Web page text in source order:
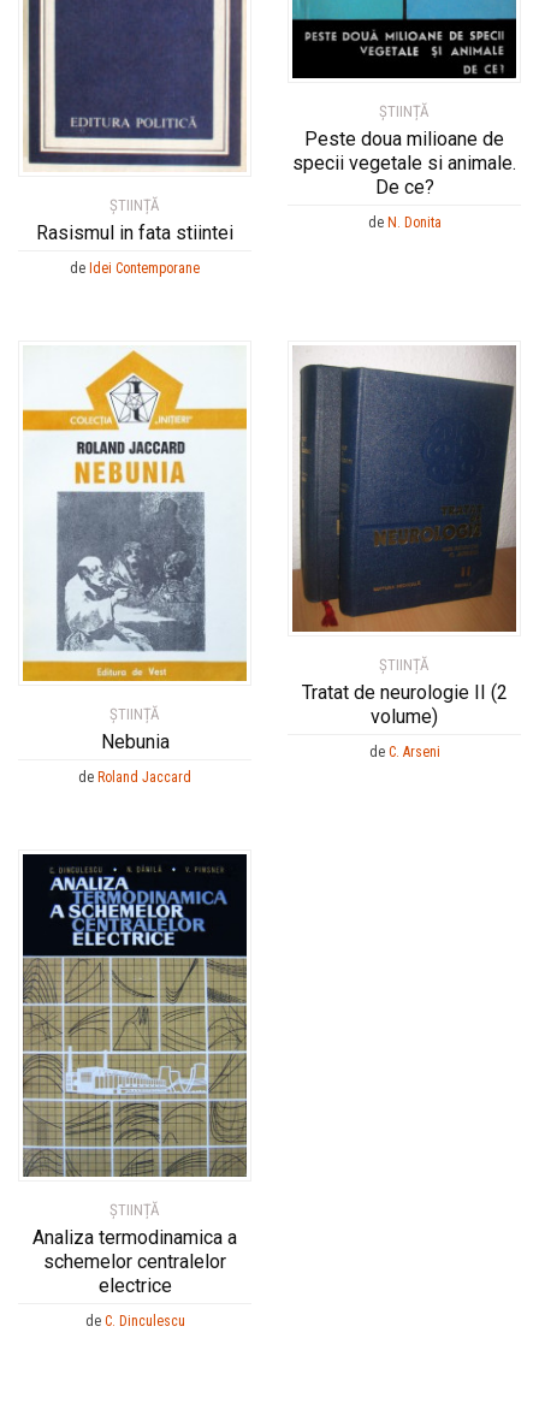
ȘTIINȚĂ
Rasismul in fata stiintei
de Idei Contemporane
ȘTIINȚĂ
Peste doua milioane de
specii vegetale si animale.
De ce?
de N. Donita
ȘTIINȚĂ
Nebunia
de Roland Jaccard
ȘTIINȚĂ
Tratat de neurologie II (2
volume)
de C. Arseni
ȘTIINȚĂ
Analiza termodinamica a
schemelor centralelor
electrice
de C. Dinculescu